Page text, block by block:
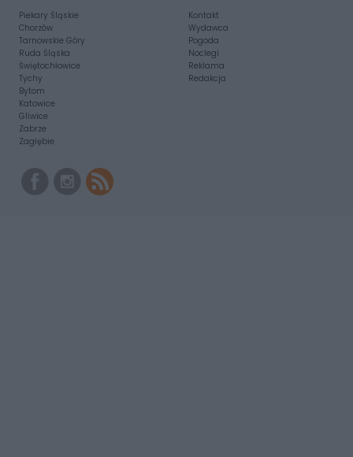
Piekary Śląskie
Chorzów
Tarnowskie Góry
Ruda Śląska
Świętochłowice
Tychy
Bytom
Katowice
Gliwice
Zabrze
Zagłębie
Kontakt
Wydawca
Pogoda
Noclegi
Reklama
Redakcja